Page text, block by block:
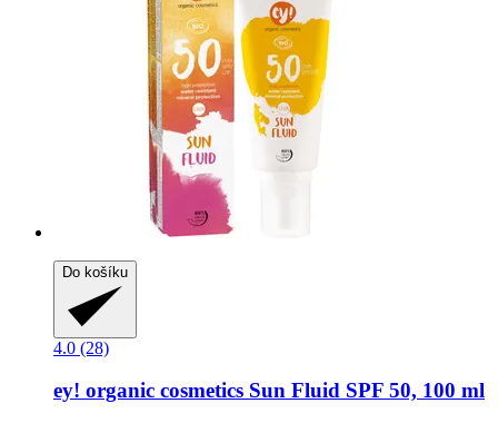
Do košíku
4.0 (28)
ey! organic cosmetics Sun Fluid SPF 50, 100 ml